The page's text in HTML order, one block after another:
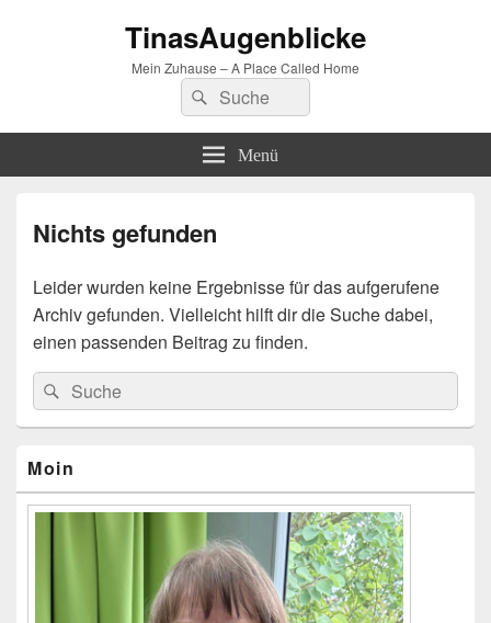
TinasAugenblicke
Mein Zuhause – A Place Called Home
Suchen
nach:
Suchen
Menü
Nichts gefunden
Leider wurden keine Ergebnisse für das aufgerufene
Archiv gefunden. Vielleicht hilft dir die Suche dabei,
einen passenden Beitrag zu finden.
Suchen
nach:
Suchen
Seitenleisten-
Widgetbereich
Moin